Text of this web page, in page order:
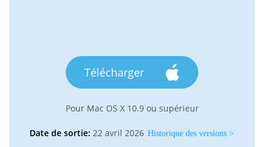
Télécharger
Pour Mac OS X 10.9 ou supérieur
Date de sortie: 22 avril 2026 Historique des versions >